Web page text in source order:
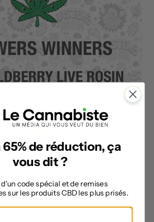
65% de réduction, ça
vous dit ?
code spécial et de remises
sur les produits CBD les plus prisés.